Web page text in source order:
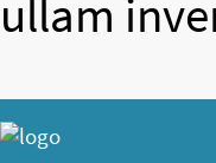
ullam